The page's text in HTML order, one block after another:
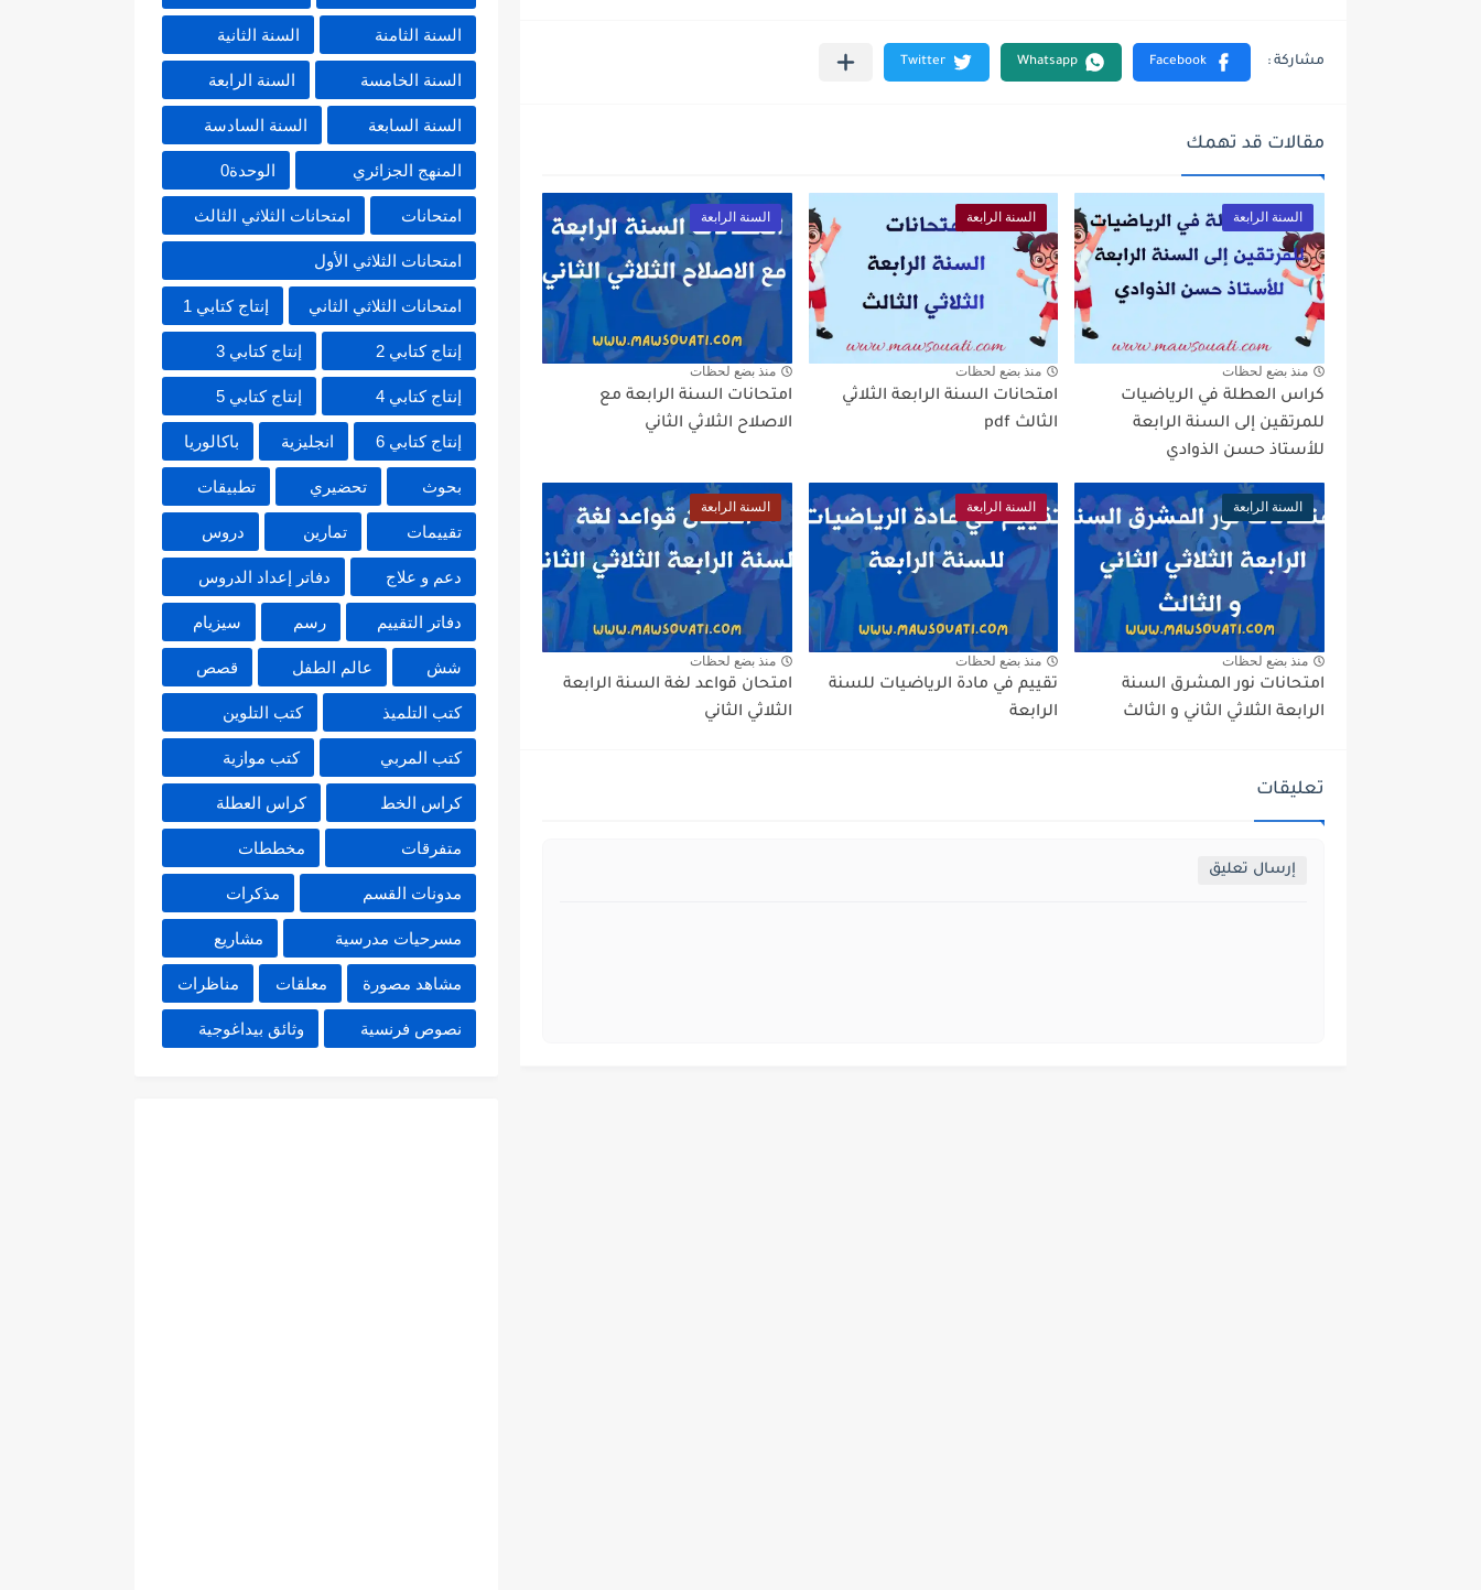
مقالات قد تهمك
السنة الرابعة
منذ بضع لحظات
كراس العطلة في الرياضيات
للمرتقين إلى السنة الرابعة
للأستاذ حسن الذوادي
السنة الرابعة
منذ بضع لحظات
امتحانات السنة الرابعة الثلاثي
الثالث pdf
السنة الرابعة
منذ بضع لحظات
امتحانات السنة الرابعة مع
الاصلاح الثلاثي الثاني
السنة الرابعة
منذ بضع لحظات
امتحانات نور المشرق السنة
الرابعة الثلاثي الثاني و الثالث
السنة الرابعة
منذ بضع لحظات
تقييم في مادة الرياضيات للسنة
الرابعة
السنة الرابعة
منذ بضع لحظات
امتحان قواعد لغة السنة الرابعة
الثلاثي الثاني
تعليقات
إرسال تعليق
السنة الثامنة السنة الثانية
السنة الخامسة السنة الرابعة
السنة السابعة السنة السادسة
المنهج الجزائري الوحدة0
امتحانات امتحانات الثلاثي الثالث
امتحانات الثلاثي الأول
امتحانات الثلاثي الثاني إنتاج كتابي 1
إنتاج كتابي 2 إنتاج كتابي 3
إنتاج كتابي 4 إنتاج كتابي 5
إنتاج كتابي 6 انجليزية باكالوريا
بحوث تحضيري تطبيقات
تقييمات تمارين دروس
دعم و علاج دفاتر إعداد الدروس
دفاتر التقييم رسم سيزيام
شش عالم الطفل قصص
كتب التلميذ كتب التلوين
كتب المربي كتب موازية
كراس الخط كراس العطلة
متفرقات مخططات
مدونات القسم مذكرات
مسرحيات مدرسية مشاريع
مشاهد مصورة معلقات مناظرات
نصوص فرنسية وثائق بيداغوجية